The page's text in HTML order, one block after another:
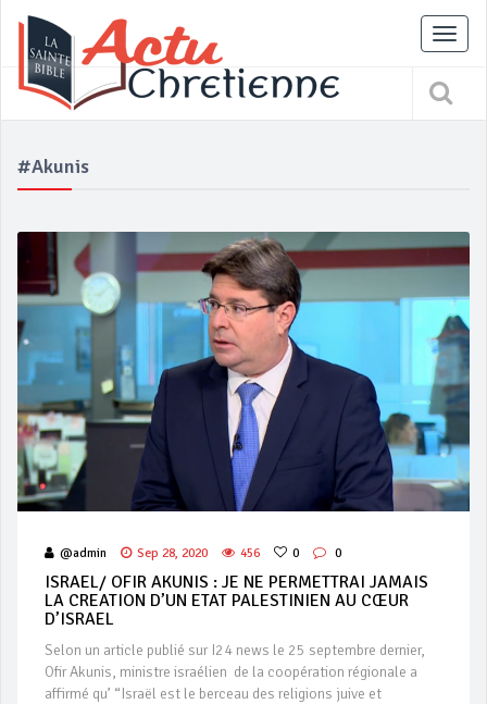
#Akunis
@admin Sep 28, 2020 456 0 0
ISRAEL/ OFIR AKUNIS : JE NE PERMETTRAI JAMAIS
LA CREATION D’UN ETAT PALESTINIEN AU CŒUR
D’ISRAEL
Selon un article publié sur I24 news le 25 septembre dernier,
Ofir Akunis, ministre israélien de la coopération régionale a
affirmé qu’ “Israël est le berceau des religions juive et